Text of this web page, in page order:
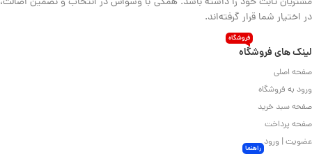
در اختیار شما قرار گرفته‌اند.
لینک های فروشگاه
فروشگاه
صفحه اصلی
ورود به فروشگاه
صفحه سبد خرید
صفحه پرداخت
عضویت | ورود راهنما